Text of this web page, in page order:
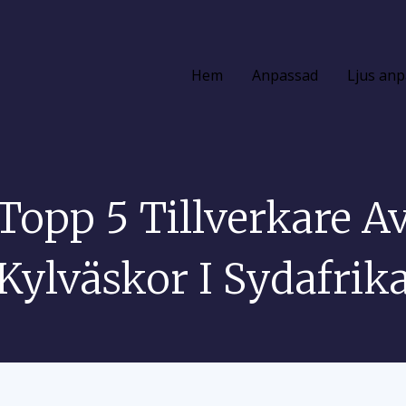
Hem Anpassad Ljus
5 Tillverkare
I